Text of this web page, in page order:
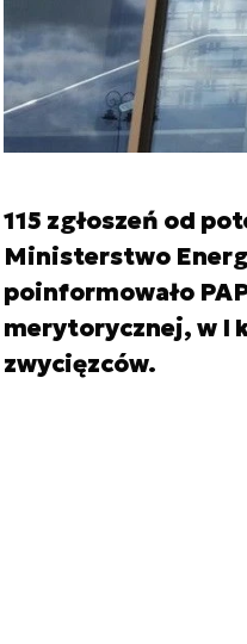
115 zgłoszeń od
Ministerstwo
poinformowało
merytorycznej, w I
zwycięzców.